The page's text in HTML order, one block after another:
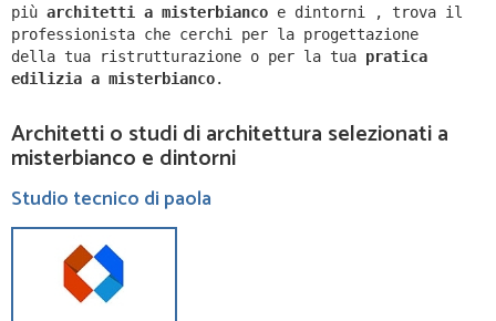
più architetti a misterbianco e dintorni ,
trova il
professionista che cerchi per la progettazione
della tua ristrutturazione o per la tua pratica
edilizia a misterbianco.
Architetti o studi di architettura selezionati a
misterbianco e dintorni
Studio tecnico di paola